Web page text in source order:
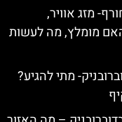
מזג אוויר,
מומלץ, מה לעשות
מתי להגיע?